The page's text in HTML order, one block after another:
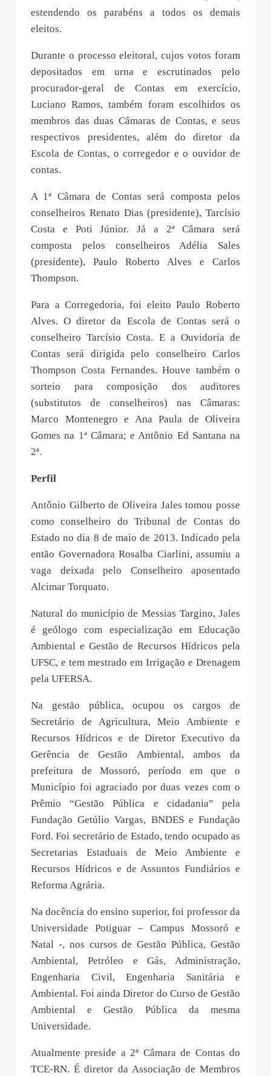
estendendo os parabéns a todos os demais
eleitos.
Durante o processo eleitoral, cujos votos foram
depositados em urna e escrutinados pelo
procurador-geral de Contas em exercício,
Luciano Ramos, também foram escolhidos os
membros das duas Câmaras de Contas, e seus
respectivos presidentes, além do diretor da
Escola de Contas, o corregedor e o ouvidor de
contas.
A 1ª Câmara de Contas será composta pelos
conselheiros Renato Dias (presidente), Tarcísio
Costa e Poti Júnior. Já a 2ª Câmara será
composta pelos conselheiros Adélia Sales
(presidente), Paulo Roberto Alves e Carlos
Thompson.
Para a Corregedoria, foi eleito Paulo Roberto
Alves. O diretor da Escola de Contas será o
conselheiro Tarcísio Costa. E a Ouvidoria de
Contas será dirigida pelo conselheiro Carlos
Thompson Costa Fernandes. Houve também o
sorteio para composição dos auditores
(substitutos de conselheiros) nas Câmaras:
Marco Montenegro e Ana Paula de Oliveira
Gomes na 1ª Câmara; e Antônio Ed Santana na
2ª.
Perfil
Antônio Gilberto de Oliveira Jales tomou posse
como conselheiro do Tribunal de Contas do
Estado no dia 8 de maio de 2013. Indicado pela
então Governadora Rosalba Ciarlini, assumiu a
vaga deixada pelo Conselheiro aposentado
Alcimar Torquato.
Natural do município de Messias Targino, Jales
é geólogo com especialização em Educação
Ambiental e Gestão de Recursos Hídricos pela
UFSC, e tem mestrado em Irrigação e Drenagem
pela UFERSA.
Na gestão pública, ocupou os cargos de
Secretário de Agricultura, Meio Ambiente e
Recursos Hídricos e de Diretor Executivo da
Gerência de Gestão Ambiental, ambos da
prefeitura de Mossoró, período em que o
Município foi agraciado por duas vezes com o
Prêmio “Gestão Pública e cidadania” pela
Fundação Getúlio Vargas, BNDES e Fundação
Ford. Foi secretário de Estado, tendo ocupado as
Secretarias Estaduais de Meio Ambiente e
Recursos Hídricos e de Assuntos Fundiários e
Reforma Agrária.
Na docência do ensino superior, foi professor da
Universidade Potiguar – Campus Mossoró e
Natal -, nos cursos de Gestão Pública, Gestão
Ambiental, Petróleo e Gás, Administração,
Engenharia Civil, Engenharia Sanitária e
Ambiental. Foi ainda Diretor do Curso de Gestão
Ambiental e Gestão Pública da mesma
Universidade.
Atualmente preside a 2ª Câmara de Contas do
TCE-RN. É diretor da Associação de Membros